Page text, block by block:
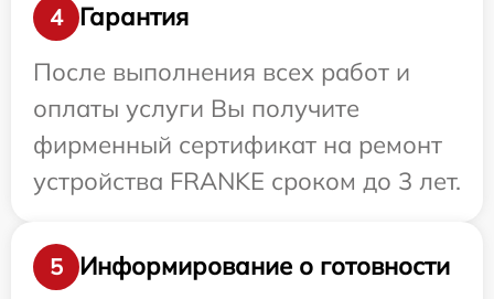
4
Гарантия
После выполнения всех работ и
оплаты услуги Вы получите
фирменный сертификат на ремонт
устройства FRANKE сроком до 3 лет.
5
Информирование о готовности